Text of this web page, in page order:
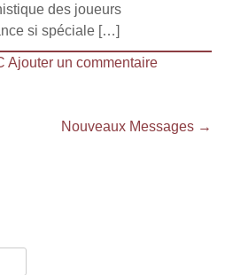
des joueurs
si spéciale […]
Ajouter un commentaire
Nouveaux Messages →